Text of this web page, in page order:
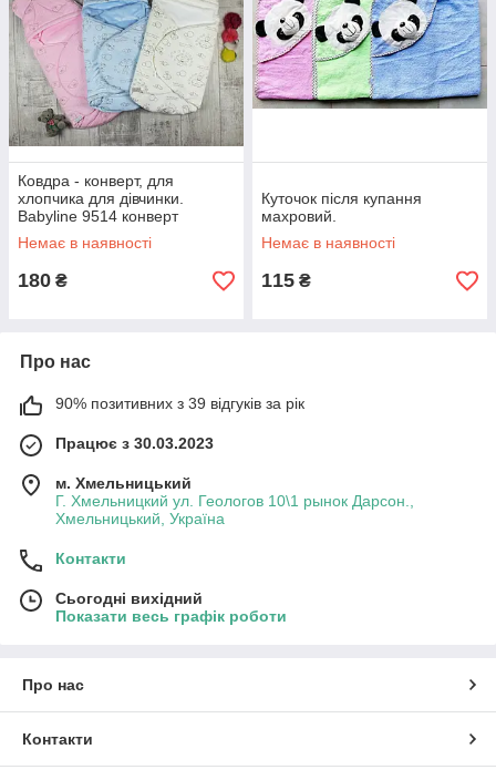
Ковдра - конверт, для
хлопчика для дівчинки.
Babyline 9514 конверт
Немає в наявності
180 ₴
Куточок після купання
махровий.
Немає в наявності
115 ₴
Про нас
90% позитивних з 39 відгуків за рік
Працює з 30.03.2023
м. Хмельницький
Г. Хмельницкий ул. Геологов 10\1 рынок Дарсон.,
Хмельницький, Україна
Контакти
Сьогодні вихідний
Показати весь графік роботи
Про нас
Контакти